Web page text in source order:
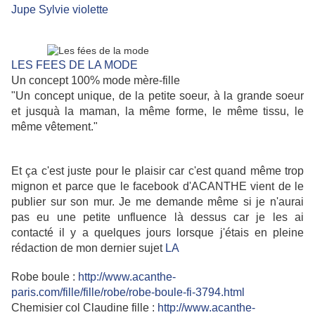
Jupe Sylvie violette
LES FEES DE LA MODE
Un concept 100% mode mère-fille
"Un concept unique, de la petite soeur, à la grande soeur
et jusquà la maman, la même forme, le même tissu, le
même vêtement."
Et ça c'est juste pour le plaisir car c'est quand même trop
mignon et parce que le facebook d'ACANTHE vient de le
publier sur son mur. Je me demande même si je n'aurai
pas eu une petite unfluence là dessus car je les ai
contacté il y a quelques jours lorsque j'étais en pleine
rédaction de mon dernier sujet LA
Robe boule : http://www.acanthe-
paris.com/fille/fille/robe/robe-boule-fi-3794.html
Chemisier col Claudine fille : http://www.acanthe-